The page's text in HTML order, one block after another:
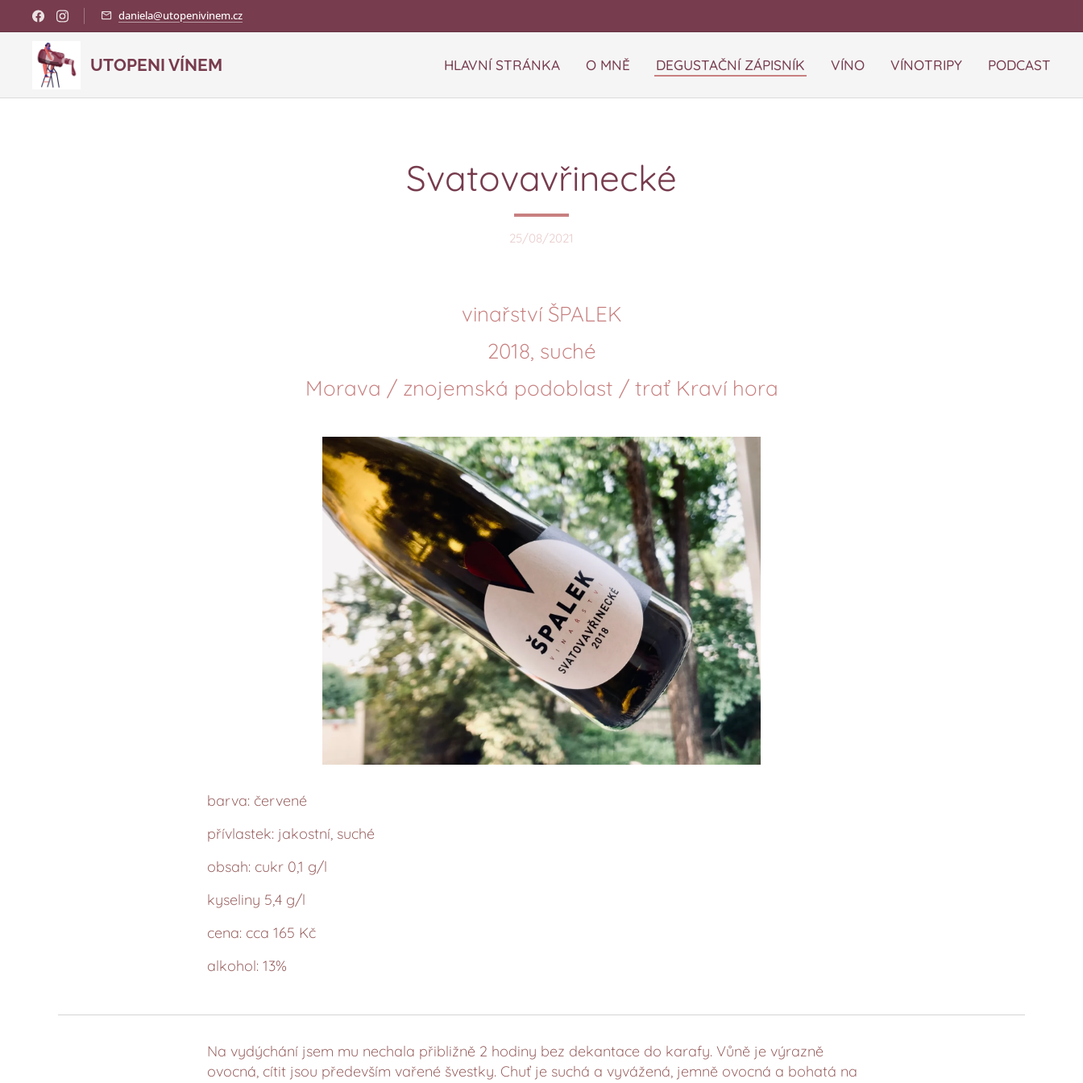
daniela@utopenivinem.cz
UTOPENI VÍNEM HLAVNÍ STRÁNKA O MNĚ DEGUSTAČNÍ ZÁPISNÍK VÍNO VÍNOTRIPY PODCAST
Svatovavřinecké
25/08/2021
vinařství ŠPALEK
2018, suché
Morava / znojemská podoblast / trať Kraví hora
barva: červené
přívlastek: jakostní, suché
obsah: cukr 0,1 g/l
kyseliny 5,4 g/l
cena: cca 165 Kč
alkohol: 13%
Na vydýchání jsem mu nechala přibližně 2 hodiny bez dekantace do karafy. Vůně je výrazně
ovocná, cítit jsou především vařené švestky. Chuť je suchá a vyvážená, jemně ovocná a bohatá na